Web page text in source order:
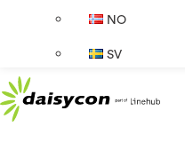
NO
SV